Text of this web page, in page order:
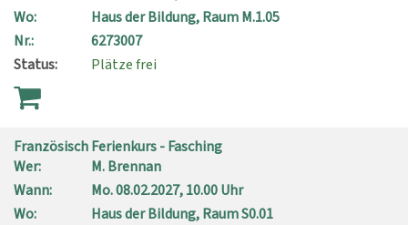
Wo:
Haus der Bildung, Raum M.1.05
Nr.:
6273007
Status:
Plätze frei
Französisch Ferienkurs - Fasching
Wer:
M. Brennan
Wann:
Mo.08.02.2027, 10.00 Uhr
Wo:
Haus der Bildung, Raum S0.01